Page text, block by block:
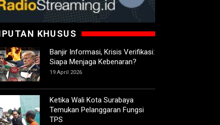
KHUSUS
Banjir Informasi, Krisis Verifikasi:
Siapa Menjaga Kebenaran?
19 April 2026
Ketika Wali Kota Surabaya
Temukan Pelanggaran Fungsi
TPS